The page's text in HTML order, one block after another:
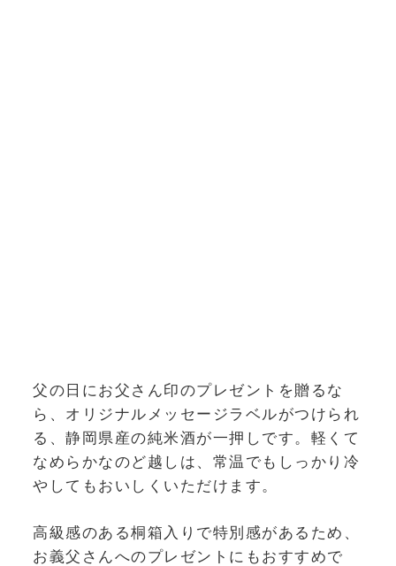
父の日にお父さん印のプレゼントを贈るな
ら、オリジナルメッセージラベルがつけられ
る、静岡県産の純米酒が一押しです。軽くて
なめらかなのど越しは、常温でもしっかり冷
やしてもおいしくいただけます。
高級感のある桐箱入りで特別感があるため、
お義父さんへのプレゼントにもおすすめで